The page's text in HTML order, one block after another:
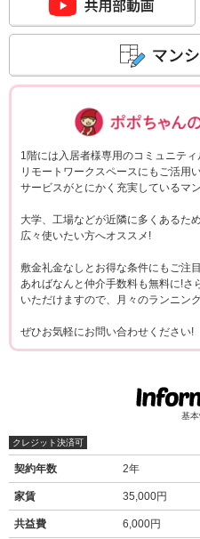
1階には入居者様専用のコミュニテ
リモートワークスペースにもご活用
サービスがとにかく充実しているマ
大学、工場などが近隣に多くあるた
広々使いたい方へオススメ!
敷金礼金なしとお得な条件にもご注
あればなんと仲介手数料も無料に!さ
いただけますので、月々のランニン
ぜひお気軽にお問い合わせください!
基
クレジット決済可
契約年数 2年
家賃 35,000円
共益費 6,000円